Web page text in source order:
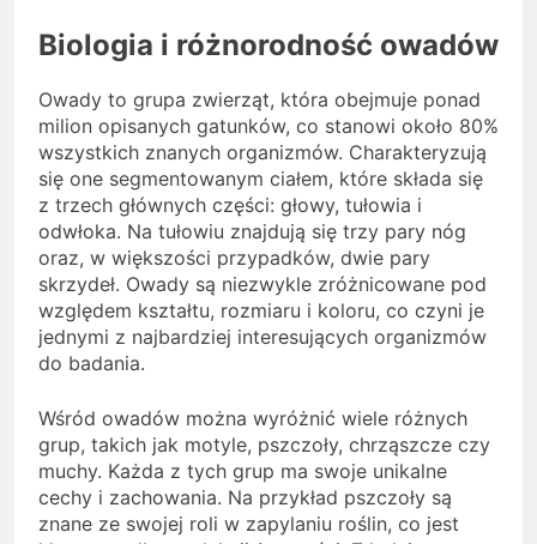
Biologia i różnorodność owadów
Owady to grupa zwierząt, która obejmuje ponad
milion opisanych gatunków, co stanowi około 80%
wszystkich znanych organizmów. Charakteryzują
się one segmentowanym ciałem, które składa się
z trzech głównych części: głowy, tułowia i
odwłoka. Na tułowiu znajdują się trzy pary nóg
oraz, w większości przypadków, dwie pary
skrzydeł. Owady są niezwykle zróżnicowane pod
względem kształtu, rozmiaru i koloru, co czyni je
jednymi z najbardziej interesujących organizmów
do badania.
Wśród owadów można wyróżnić wiele różnych
grup, takich jak motyle, pszczoły, chrząszcze czy
muchy. Każda z tych grup ma swoje unikalne
cechy i zachowania. Na przykład pszczoły są
znane ze swojej roli w zapylaniu roślin, co jest